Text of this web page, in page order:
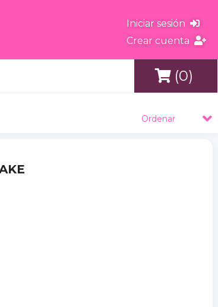
Iniciar sesión
Crear cuenta
(0)
Ordenar